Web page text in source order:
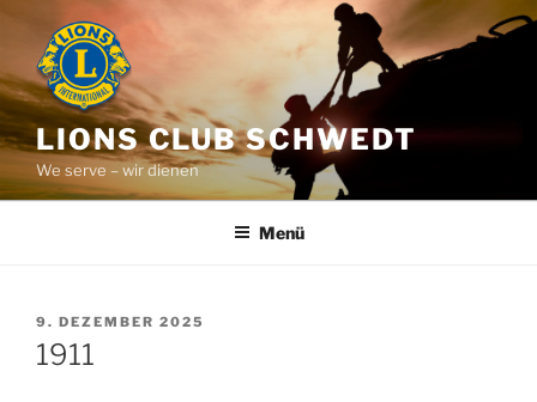
springen
LIONS CLUB SCHWEDT
We serve – wir dienen
Menü
VERÖFFENTLICHT
AM
9. DEZEMBER 2025
1911